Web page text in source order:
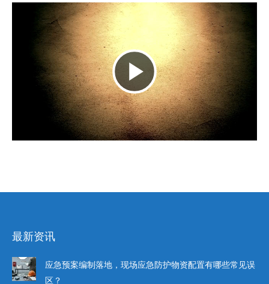
播
播
放
最新资讯
应急预案编制落地，现场应急防护物资配置有哪些常见误
区？